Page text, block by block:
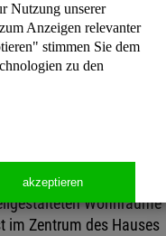
oder Pultdach,
Häusern
doch einfach mal
Ihnen Platz zum
Wohnräume
im Zentrum des Hauses
Nutzung unserer
Anzeigen relevanter
stimmen Sie dem
zu den
akzeptieren